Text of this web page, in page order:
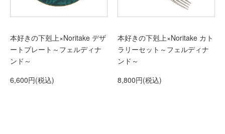
本好きの下剋上×Noritake デザ
ートプレート～フェルディナ
ンド～
6,600円(税込)
本好きの下剋上×Noritake カト
ラリーセット～フェルディナ
ンド～
8,800円(税込)